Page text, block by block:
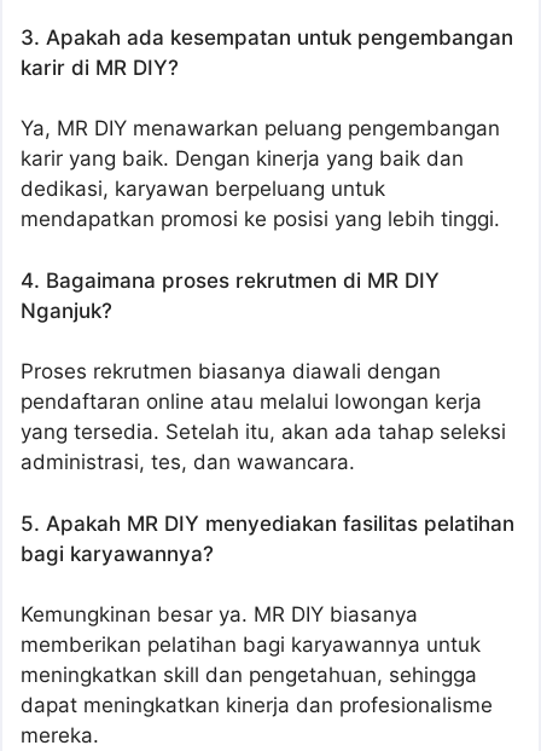
3. Apakah ada kesempatan untuk pengembangan
karir di MR DIY?
Ya, MR DIY menawarkan peluang pengembangan
karir yang baik. Dengan kinerja yang baik dan
dedikasi, karyawan berpeluang untuk
mendapatkan promosi ke posisi yang lebih tinggi.
4. Bagaimana proses rekrutmen di MR DIY
Nganjuk?
Proses rekrutmen biasanya diawali dengan
pendaftaran online atau melalui lowongan kerja
yang tersedia. Setelah itu, akan ada tahap seleksi
administrasi, tes, dan wawancara.
5. Apakah MR DIY menyediakan fasilitas pelatihan
bagi karyawannya?
Kemungkinan besar ya. MR DIY biasanya
memberikan pelatihan bagi karyawannya untuk
meningkatkan skill dan pengetahuan, sehingga
dapat meningkatkan kinerja dan profesionalisme
mereka.